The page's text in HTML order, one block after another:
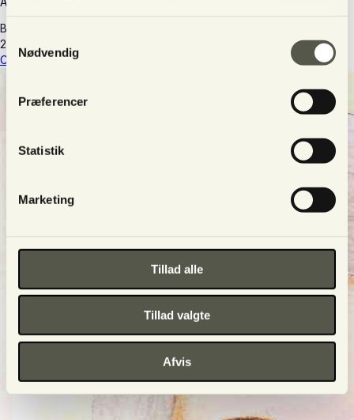
Samtykkevalg
Nødvendig
Præferencer
Statistik
Marketing
Tillad alle
Tillad valgte
Afvis
Bettina Thomsen
28063016
Customer service